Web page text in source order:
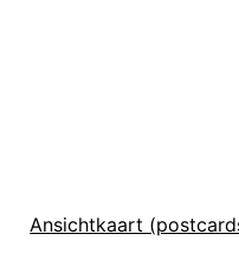
Ansichtkaart